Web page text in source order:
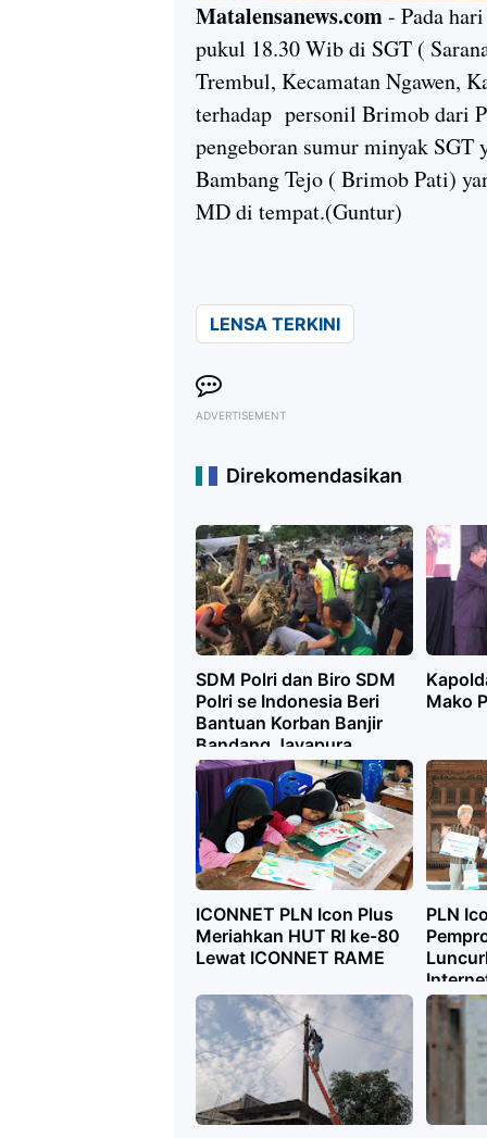
Matalensanews.com- Pada
pukul 18.30 Wib di SGT (
Trembul, Kecamatan Ngawen,
terhadap personil Brimob dari
pengeboran sumur minyak
Bambang Tejo ( Brimob Pati)
MD di tempat.(Guntur)
LENSA TERKINI
ADVERTISEMENT
Direkomendasikan
SDM Polri dan Biro SDM
Polri se Indonesia Beri
Bantuan Korban Banjir
Bandang Jayapura
Mako
ICONNET PLN Icon Plus
Meriahkan HUT RI ke-80
Lewat ICONNET RAME
PLN